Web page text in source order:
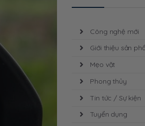
Công nghệ mới
Giới thiệu sản
Mẹo vặt
Phong thủy
Tin tức / Sự kiện
Tuyển dụng